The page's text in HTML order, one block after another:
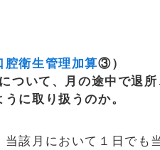
腔衛生管理加算③）
ついて、月の途中で退
に取り扱うのか。
該月において１日でも